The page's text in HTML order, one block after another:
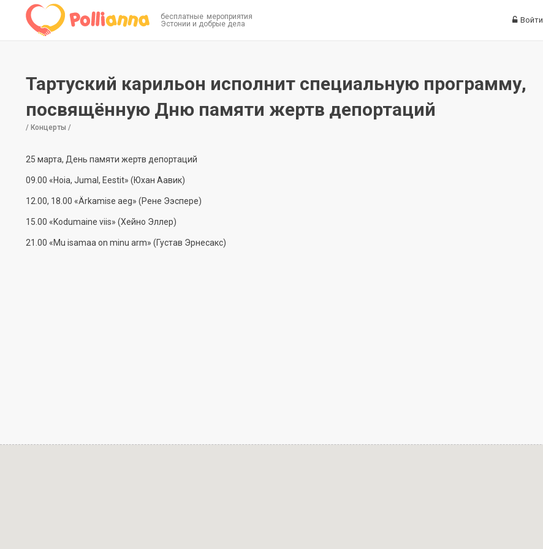
бесплатные мероприятия
Эстонии и добрые дела
Войти
Тартуский карильон исполнит специальную программу,
посвящённую Дню памяти жертв депортаций
/ Концерты /
25 марта, День памяти жертв депортаций
09.00 «Hoia, Jumal, Eestit» (Юхан Аавик)
12.00, 18.00 «Ärkamise aeg» (Рене Ээспере)
15.00 «Kodumaine viis» (Хейно Эллер)
21.00 «Mu isamaa on minu arm» (Густав Эрнесакс)